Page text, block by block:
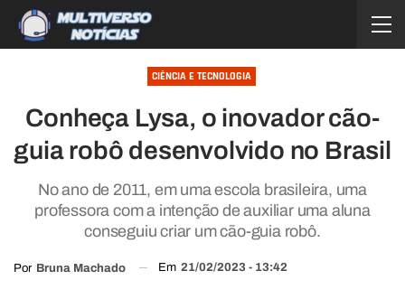
CIÊNCIA E TECNOLOGIA
Conheça Lysa, o inovador cão-
guia robô desenvolvido no Brasil
No ano de 2011, em uma escola brasileira, uma
professora com a intenção de auxiliar uma aluna
conseguiu criar um cão-guia robô.
Por Bruna Machado Em 21/02/2023 - 13:42